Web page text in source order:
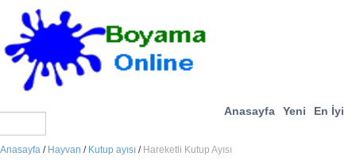
Anasayfa Yeni En İyi
Anasayfa / Hayvan / Kutup ayısı / Hareketli Kutup Ayısı